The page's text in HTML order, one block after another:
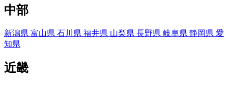
中部
新潟県 富山県 石川県 福井県 山梨県 長野県 岐阜県 静岡県 愛
知県
近畿